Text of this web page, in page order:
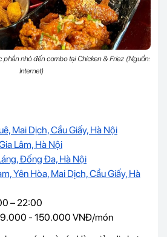
nhỏ đến combo tại Chicken & Friez (Nguồn:
Internet)
Mai Dịch, Cầu Giấy, Hà Nội
Lâm, Hà Nội
Đống Đa, Hà Nội
Yên Hòa, Mai Dịch, Cầu Giấy, Hà
– 22:00
- 150.000 VNĐ/món